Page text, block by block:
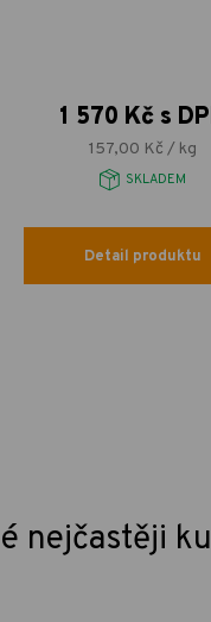
1 570 Kč s
157,00 Kč / kg
SKLADEM
Detail produktu
nejčastěji